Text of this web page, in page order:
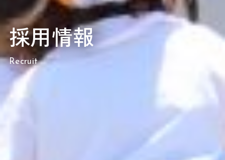
採用情報
Recruit